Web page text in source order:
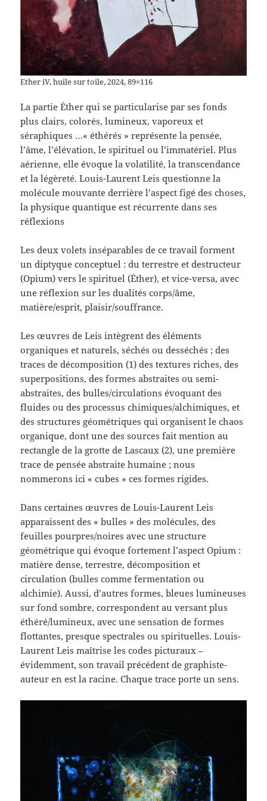
Ether iV, huile sur toile, 2024, 89×116
La partie Éther qui se particularise par ses fonds
plus clairs, colorés, lumineux, vaporeux et
séraphiques …« éthérés » représente la pensée,
l’âme, l’élévation, le spirituel ou l’immatériel. Plus
aérienne, elle évoque la volatilité, la transcendance
et la légèreté. Louis-Laurent Leis questionne la
molécule mouvante derrière l’aspect figé des choses,
la physique quantique est récurrente dans ses
réflexions
Les deux volets inséparables de ce travail forment
un diptyque conceptuel : du terrestre et destructeur
(Opium) vers le spirituel (Éther), et vice-versa, avec
une réflexion sur les dualités corps/âme,
matière/esprit, plaisir/souffrance.
Les œuvres de Leis intègrent des éléments
organiques et naturels, séchés ou desséchés ; des
traces de décomposition (1) des textures riches, des
superpositions, des formes abstraites ou semi-
abstraites, des bulles/circulations évoquant des
fluides ou des processus chimiques/alchimiques, et
des structures géométriques qui organisent le chaos
organique, dont une des sources fait mention au
rectangle de la grotte de Lascaux (2), une première
trace de pensée abstraite humaine ; nous
nommerons ici « cubes » ces formes rigides.
Dans certaines œuvres de Louis-Laurent Leis
apparaissent des « bulles » des molécules, des
feuilles pourpres/noires avec une structure
géométrique qui évoque fortement l’aspect Opium :
matière dense, terrestre, décomposition et
circulation (bulles comme fermentation ou
alchimie). Aussi, d’autres formes, bleues lumineuses
sur fond sombre, correspondent au versant plus
éthéré/lumineux, avec une sensation de formes
flottantes, presque spectrales ou spirituelles. Louis-
Laurent Leis maîtrise les codes picturaux –
évidemment, son travail précédent de graphiste-
auteur en est la racine. Chaque trace porte un sens.